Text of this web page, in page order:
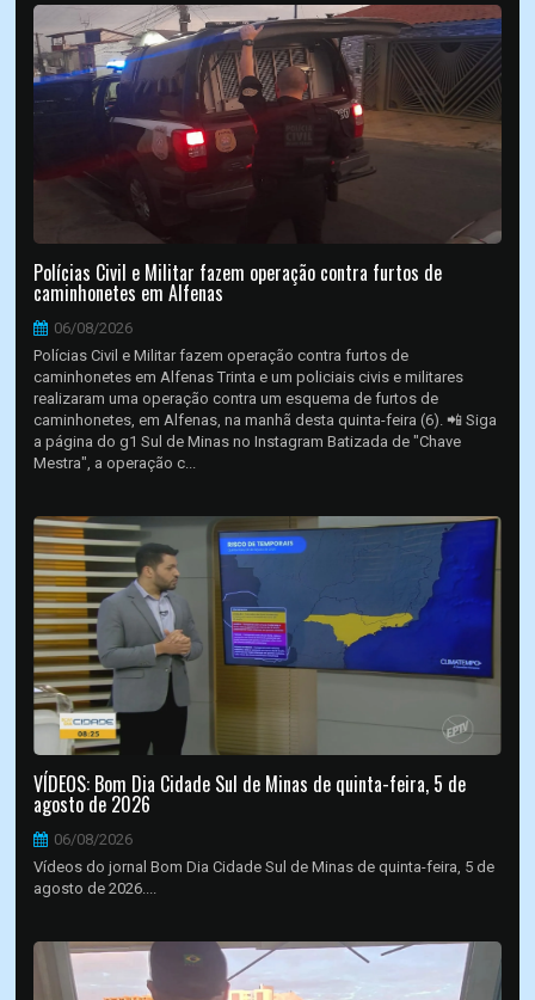
Polícias Civil e Militar fazem operação contra furtos de
caminhonetes em Alfenas
06/08/2026
Polícias Civil e Militar fazem operação contra furtos de
caminhonetes em Alfenas Trinta e um policiais civis e militares
realizaram uma operação contra um esquema de furtos de
caminhonetes, em Alfenas, na manhã desta quinta-feira (6). 📲 Siga
a página do g1 Sul de Minas no Instagram Batizada de "Chave
Mestra", a operação c...
VÍDEOS: Bom Dia Cidade Sul de Minas de quinta-feira, 5 de
agosto de 2026
06/08/2026
Vídeos do jornal Bom Dia Cidade Sul de Minas de quinta-feira, 5 de
agosto de 2026....